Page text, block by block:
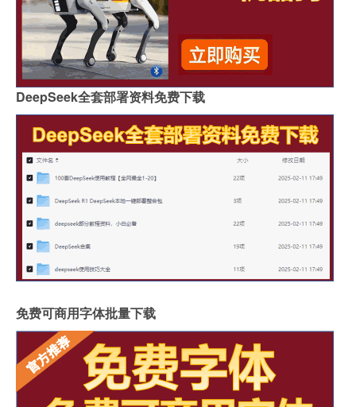
DeepSeek全套部署资料免费下载
免费可商用字体批量下载